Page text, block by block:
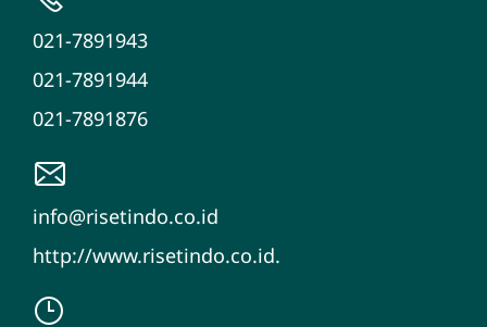
021-7891943
021-7891944
021-7891876
info@risetindo.co.id
http://www.risetindo.co.id.